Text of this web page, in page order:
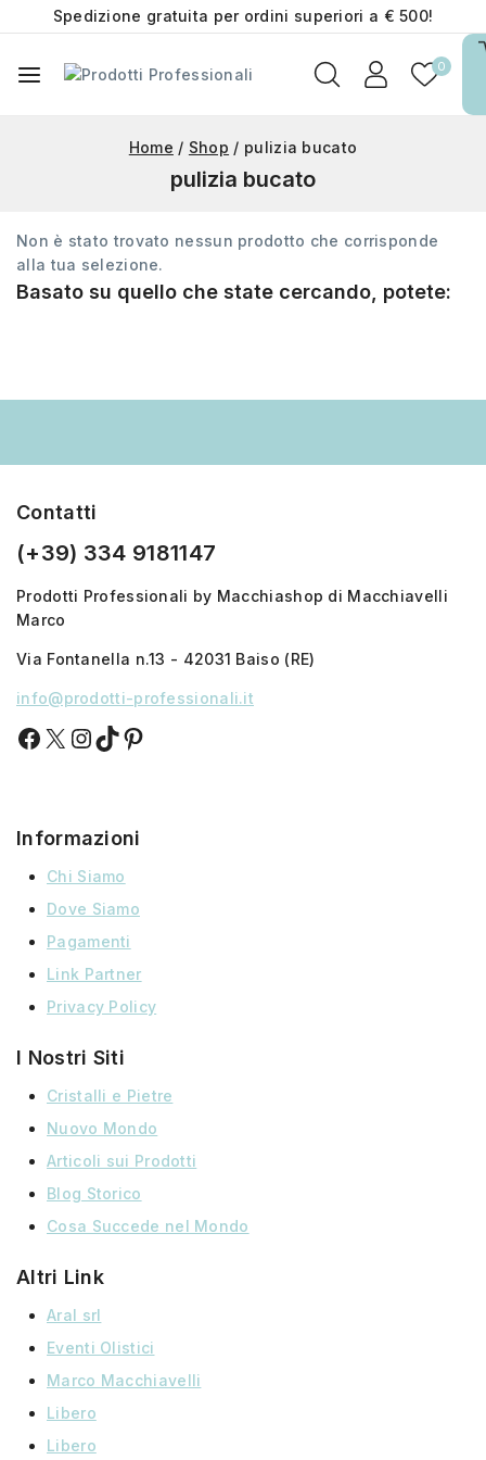
Spedizione gratuita per ordini superiori a € 500!
0
Home / Shop / pulizia bucato
pulizia bucato
Non è stato trovato nessun prodotto che corrisponde
alla tua selezione.
Basato su quello che state cercando, potete:
Contatti
(+39) 334 9181147
Prodotti Professionali by Macchiashop di Macchiavelli
Marco
Via Fontanella n.13 - 42031 Baiso (RE)
info@prodotti-professionali.it
Informazioni
Chi Siamo
Dove Siamo
Pagamenti
Link Partner
Privacy Policy
I Nostri Siti
Cristalli e Pietre
Nuovo Mondo
Articoli sui Prodotti
Blog Storico
Cosa Succede nel Mondo
Altri Link
Aral srl
Eventi Olistici
Marco Macchiavelli
Libero
Libero